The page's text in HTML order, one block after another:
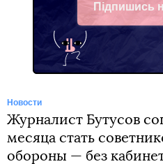
Підпишись
Telegram
Новости
Журналист Бутусов
месяца стать
обороны — без